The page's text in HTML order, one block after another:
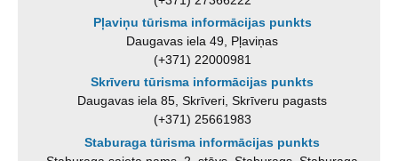
Pļaviņu tūrisma informācijas punkts
Daugavas iela 49, Pļaviņas
(+371) 22000981
Skrīveru tūrisma informācijas punkts
Daugavas iela 85, Skrīveri, Skrīveru pagasts
(+371) 25661983
Staburaga tūrisma informācijas punkts